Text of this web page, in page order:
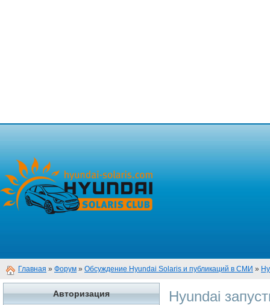
Главная » Форум » Обсуждение Hyundai Solaris и публикаций в СМИ »
Авторизация Hyundai